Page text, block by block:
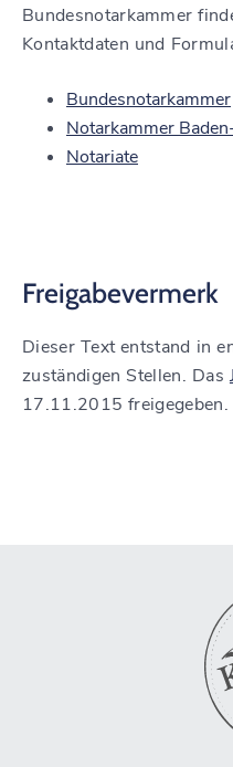
Bundesnotarkammer
Kontaktdaten und
Bundesnotarkammer
Notarkammer
Notariate
Freigabevermerk
Dieser Text entstand in
zuständigen Stellen. Das
17.11.2015 freigegeben.